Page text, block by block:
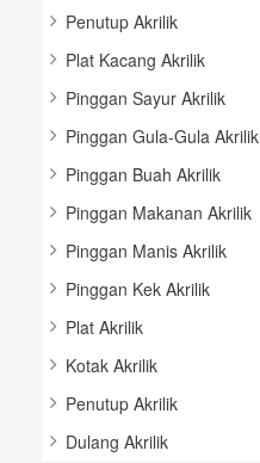
Penutup Akrilik
Plat Kacang Akrilik
Pinggan Sayur Akrilik
Pinggan Gula-Gula Akrilik
Pinggan Buah Akrilik
Pinggan Makanan Akrilik
Pinggan Manis Akrilik
Pinggan Kek Akrilik
Plat Akrilik
Kotak Akrilik
Penutup Akrilik
Dulang Akrilik